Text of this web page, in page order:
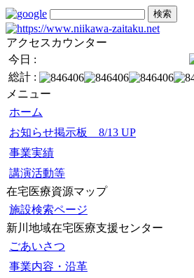
アクセスカウンター
今日 :
総計 :
メニュー
ホーム
お知らせ掲示板 8/13 UP
事業実績
講演活動等
在宅医療資源マップ
施設検索ページ
新川地域在宅医療支援センター
ごあいさつ
事業内容・沿革